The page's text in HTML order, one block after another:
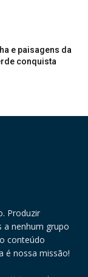
e paisagens da
conquista
Produzir
a nenhum grupo
conteúdo
é nossa missão!